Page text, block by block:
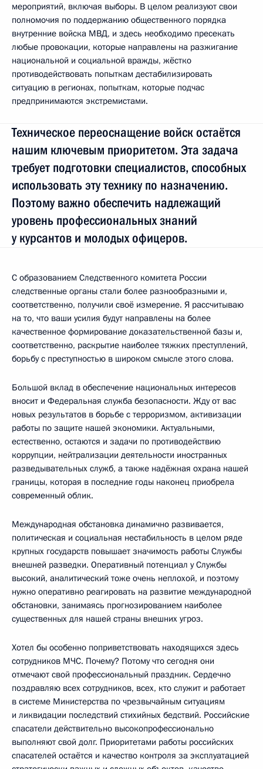
мероприятий, включая выборы. В целом реализуют свои
полномочия по поддержанию общественного порядка
внутренние войска МВД, и здесь необходимо пресекать
любые провокации, которые направлены на разжигание
национальной и социальной вражды, жёстко
противодействовать попыткам дестабилизировать
ситуацию в регионах, попыткам, которые подчас
предпринимаются экстремистами.
Техническое переоснащение войск остаётся
нашим ключевым приоритетом. Эта задача
требует подготовки специалистов, способных
использовать эту технику по назначению.
Поэтому важно обеспечить надлежащий
уровень профессиональных знаний
у курсантов и молодых офицеров.
С образованием Следственного комитета России
следственные органы стали более разнообразными и,
соответственно, получили своё измерение. Я рассчитываю
на то, что ваши усилия будут направлены на более
качественное формирование доказательственной базы и,
соответственно, раскрытие наиболее тяжких преступлений,
борьбу с преступностью в широком смысле этого слова.
Большой вклад в обеспечение национальных интересов
вносит и Федеральная служба безопасности. Жду от вас
новых результатов в борьбе с терроризмом, активизации
работы по защите нашей экономики. Актуальными,
естественно, остаются и задачи по противодействию
коррупции, нейтрализации деятельности иностранных
разведывательных служб, а также надёжная охрана нашей
границы, которая в последние годы наконец приобрела
современный облик.
Международная обстановка динамично развивается,
политическая и социальная нестабильность в целом ряде
крупных государств повышает значимость работы Службы
внешней разведки. Оперативный потенциал у Службы
высокий, аналитический тоже очень неплохой, и поэтому
нужно оперативно реагировать на развитие международной
обстановки, занимаясь прогнозированием наиболее
существенных для нашей страны внешних угроз.
Хотел бы особенно поприветствовать находящихся здесь
сотрудников МЧС. Почему? Потому что сегодня они
отмечают свой профессиональный праздник. Сердечно
поздравляю всех сотрудников, всех, кто служит и работает
в системе Министерства по чрезвычайным ситуациям
и ликвидации последствий стихийных бедствий. Российские
спасатели действительно высокопрофессионально
выполняют свой долг. Приоритетами работы российских
спасателей остаётся и качество контроля за эксплуатацией